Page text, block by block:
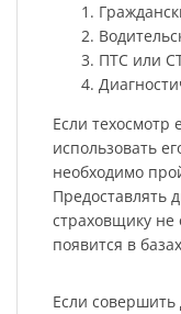
ПТС или
Если техосмотр
использовать
необходимо
Предоставлять
страховщику
появится в
Если